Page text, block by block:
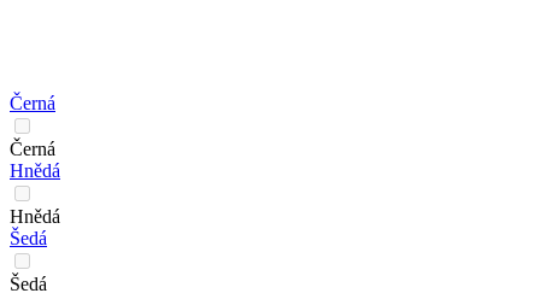
Černá
Černá
Hnědá
Hnědá
Šedá
Šedá